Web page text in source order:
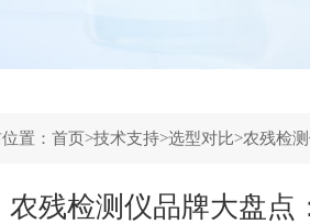
置：首页>技术支持>选型对比>农残检
农残检测仪品牌大盘点